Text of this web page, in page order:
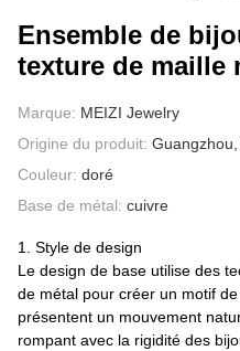
Ensemble de
texture de maille
Marque: MEIZI Jewelry
Origine du produit:
Couleur: doré
Base de métal: cuivre
1. Style de design
Le design de base utilise des
de métal pour créer un motif
présentent un mouvement
rompant avec la rigidité des